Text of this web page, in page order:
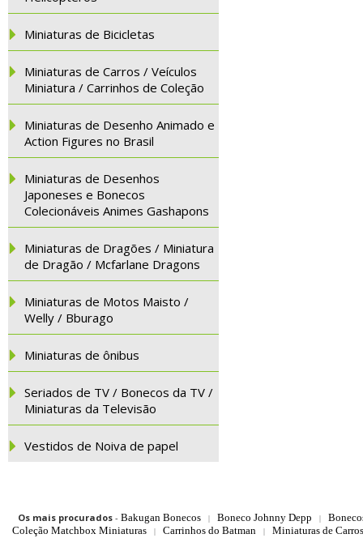
Miniaturas de Bicicletas
Miniaturas de Carros / Veículos
Miniatura / Carrinhos de Coleção
Miniaturas de Desenho Animado e
Action Figures no Brasil
Miniaturas de Desenhos
Japoneses e Bonecos
Colecionáveis Animes Gashapons
Miniaturas de Dragões / Miniatura
de Dragão / Mcfarlane Dragons
Miniaturas de Motos Maisto /
Welly / Bburago
Miniaturas de ônibus
Seriados de TV / Bonecos da TV /
Miniaturas da Televisão
Vestidos de Noiva de papel
Os mais procurados- Bakugan Bonecos | Boneco Johnny Depp |
Coleção Matchbox Miniaturas
| Carrinhos do Batman | Miniaturas de